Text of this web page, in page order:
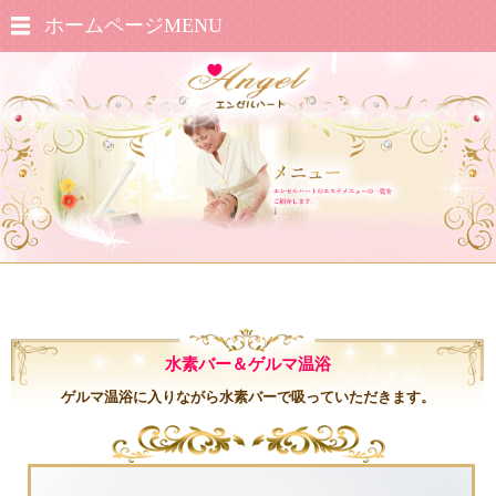
ホームページMENU
水素バー＆ゲルマ温浴
ゲルマ温浴に入りながら水素バーで吸っていただきます。